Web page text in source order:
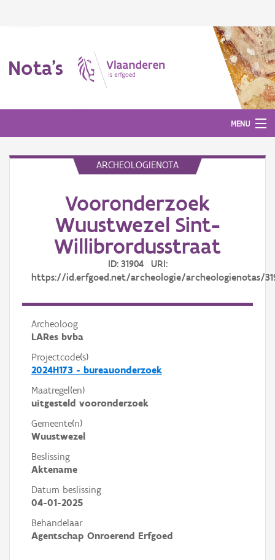
Nota's
MENU
ARCHEOLOGIENOTA
Vooronderzoek
Wuustwezel Sint-
Willibrordusstraat
ID: 31904 URI:
https://id.erfgoed.net/archeologie/archeologienotas/
Archeoloog
LARes bvba
Projectcode(s)
2024H173 - bureauonderzoek
Maatregel(en)
uitgesteld vooronderzoek
Gemeente(n)
Wuustwezel
Beslissing
Aktename
Datum beslissing
04-01-2025
Behandelaar
Agentschap Onroerend Erfgoed